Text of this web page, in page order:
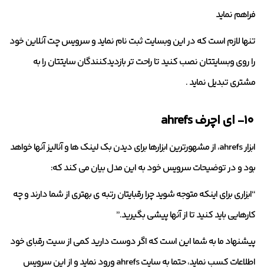
فراهم نماید
تنها لازم است که در این وبسایت ثبت نام نماید و سرویس چت آنلاین خود
را روی وبسایتتان نصب کنید تا راحت تر بازدیدکنندگان سایتتان را به
مشتری تبدیل نماید .
ابزار ahrefs، از مشهورترین ابزارها برای دیدن بک لینک ها و آنالیز آنها خواهد
بود و در توضیحات سرویس خود به این مدل بیان می کند که:
“ابزاری برای اینکه متوجه شوید چرا رقبایتان رتبه ی بهتری از شما دارند و چه
کارهایی باید کنید تا از آنها پیشی بگیرید.”
پیشنهاد ما به شما این است که اگر دوست دارید کمی از سیت رقبای خود
اطلاعات کسب نماید، حتما به سایت ahrefs ورود نماید و از این سرویس